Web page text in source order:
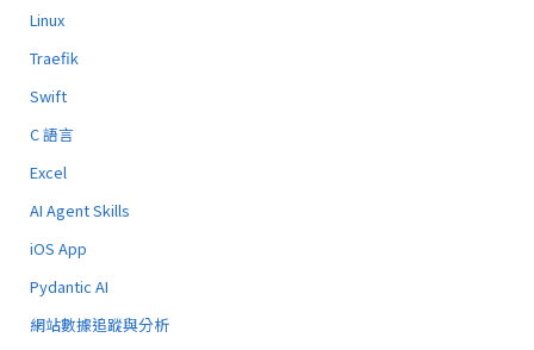
Linux
Traefik
Swift
C 語言
Excel
AI Agent Skills
iOS App
Pydantic AI
網站數據追蹤與分析